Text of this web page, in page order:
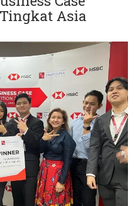
di:
Asia